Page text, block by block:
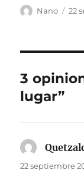
Autor
Nano 22
3
lugar”
22 septiembre